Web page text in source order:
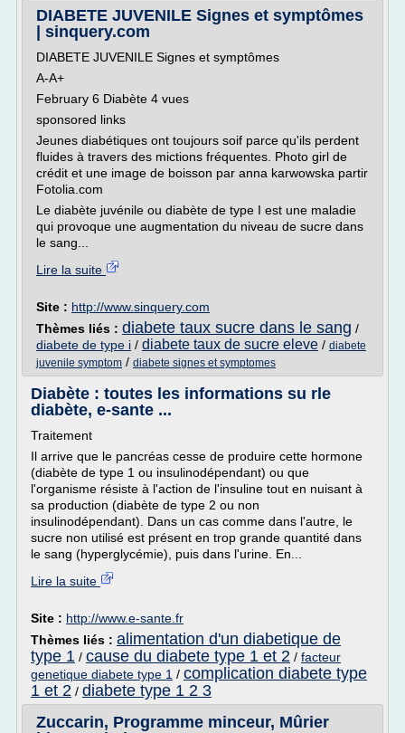
DIABETE JUVENILE Signes et symptômes
| sinquery.com
DIABETE JUVENILE Signes et symptômes
A-A+
February 6 Diabète 4 vues
sponsored links
Jeunes diabétiques ont toujours soif parce qu'ils perdent
fluides à travers des mictions fréquentes. Photo girl de
crédit et une image de boisson par anna karwowska partir
Fotolia.com
Le diabète juvénile ou diabète de type I est une maladie
qui provoque une augmentation du niveau de sucre dans
le sang...
Lire la suite
Site : http://www.sinquery.com
Thèmes liés : diabete taux sucre dans le sang /
diabete de type i / diabete taux de sucre eleve / diabete
juvenile symptom / diabete signes et symptomes
Diabète : toutes les informations su rle
diabète, e-sante ...
Traitement
Il arrive que le pancréas cesse de produire cette hormone
(diabète de type 1 ou insulinodépendant) ou que
l'organisme résiste à l'action de l'insuline tout en nuisant à
sa production (diabète de type 2 ou non
insulinodépendant). Dans un cas comme dans l'autre, le
sucre non utilisé est présent en trop grande quantité dans
le sang (hyperglycémie), puis dans l'urine. En...
Lire la suite
Site : http://www.e-sante.fr
Thèmes liés : alimentation d'un diabetique de
type 1 / cause du diabete type 1 et 2 / facteur
genetique diabete type 1 / complication diabete type
1 et 2 / diabete type 1 2 3
Zuccarin, Programme minceur, Mûrier